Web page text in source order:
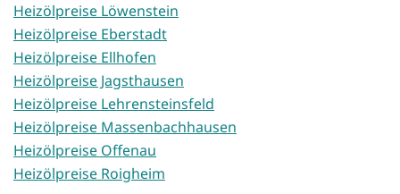
Heizölpreise Löwenstein
Heizölpreise Eberstadt
Heizölpreise Ellhofen
Heizölpreise Jagsthausen
Heizölpreise Lehrensteinsfeld
Heizölpreise Massenbachhausen
Heizölpreise Offenau
Heizölpreise Roigheim